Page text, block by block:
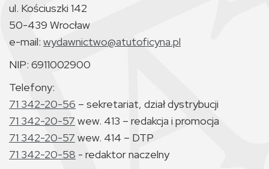
ul. Kościuszki 142
50-439 Wrocław
e-mail: wydawnictwo@atutoficyna.pl
NIP: 6911002900
Telefony:
71 342-20-56 – sekretariat, dział dystrybucji
71 342-20-57 wew. 413 – redakcja i promocja
71 342-20-57 wew. 414 – DTP
71 342-20-58 - redaktor naczelny